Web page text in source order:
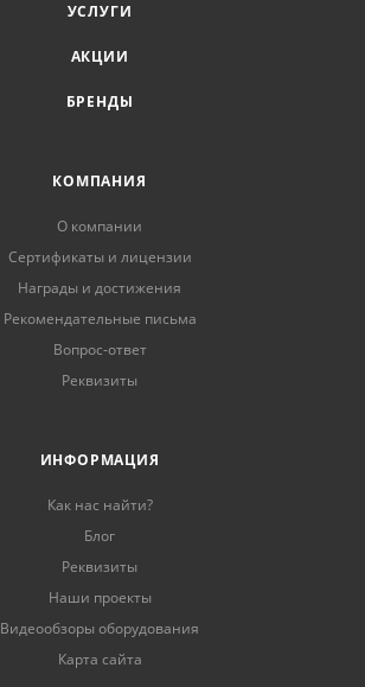
УСЛУГИ
АКЦИИ
БРЕНДЫ
КОМПАНИЯ
О компании
Сертификаты и лицензии
Награды и достижения
Рекомендательные письма
Вопрос-ответ
Реквизиты
ИНФОРМАЦИЯ
Как нас найти?
Блог
Реквизиты
Наши проекты
Видеообзоры оборудования
Карта сайта